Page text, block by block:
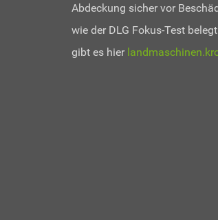
Abdeckung sicher vor
wie der DLG Fokus-Test
gibt es hier